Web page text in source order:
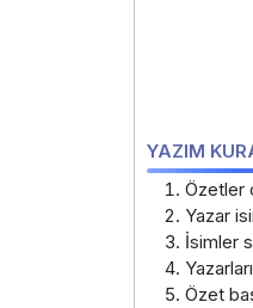
YAZIM
Özetler
Yazar
İsimler
Özet